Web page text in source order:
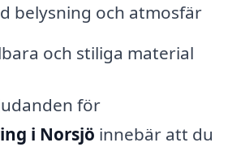
belysning och atmosfär
och stiliga material
för
i Norsjö innebär att du